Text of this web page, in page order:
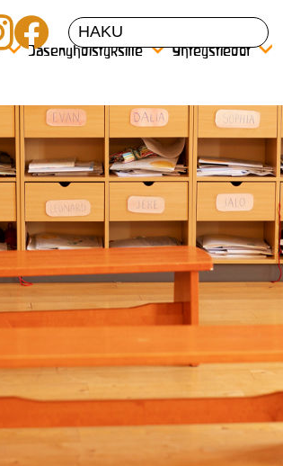
Jäsenyhdistyksille Yhteystiedot